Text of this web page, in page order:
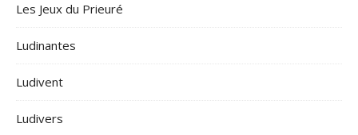
Les Jeux du Prieuré
Ludinantes
Ludivent
Ludivers